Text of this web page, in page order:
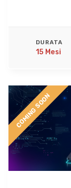
COMING SOON
DURATA
15 Mesi